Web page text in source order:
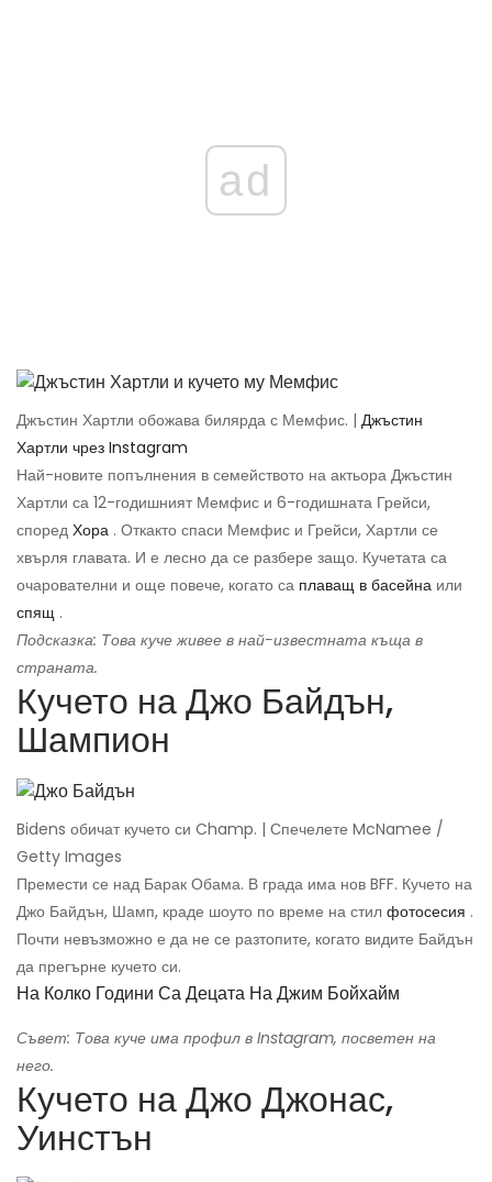
ad
Джъстин Хартли обожава билярда с Мемфис. | Джъстин
Хартли чрез Instagram
Най-новите попълнения в семейството на актьора Джъстин
Хартли са 12-годишният Мемфис и 6-годишната Грейси,
според Хора . Откакто спаси Мемфис и Грейси, Хартли се
хвърля главата. И е лесно да се разбере защо. Кучетата са
очарователни и още повече, когато са плаващ в басейна или
спящ .
Подсказка: Това куче живее в най-известната къща в
страната.
Кучето на Джо Байдън,
Шампион
Bidens обичат кучето си Champ. | Спечелете McNamee /
Getty Images
Премести се над Барак Обама. В града има нов BFF. Кучето на
Джо Байдън, Шамп, краде шоуто по време на стил фотосесия .
Почти невъзможно е да не се разтопите, когато видите Байдън
да прегърне кучето си.
На Колко Години Са Децата На Джим Бойхайм
Съвет: Това куче има профил в Instagram, посветен на
него.
Кучето на Джо Джонас,
Уинстън